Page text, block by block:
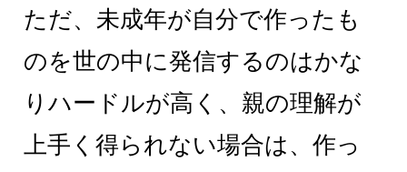
ただ、未成年が自分で作ったも
のを世の中に発信するのはかな
りハードルが高く、親の理解が
上手く得られない場合は、作っ